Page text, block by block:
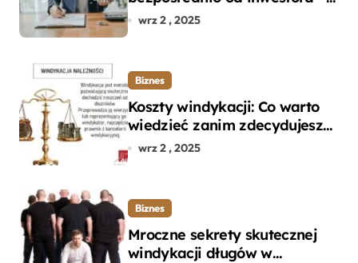
dlaczego warto?
wrz 2 , 2025
Biznes
Koszty windykacji: Co warto
wiedzieć zanim zdecydujesz
się na odzyskanie długu?
wrz 2 , 2025
Biznes
Mroczne sekrety skutecznej
windykacji długów w